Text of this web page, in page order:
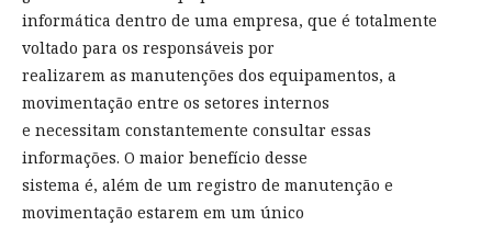
informática dentro de uma empresa, que é totalmente
voltado para os responsáveis por
realizarem as manutenções dos equipamentos, a
movimentação entre os setores internos
e necessitam constantemente consultar essas
informações. O maior benefício desse
sistema é, além de um registro de manutenção e
movimentação estarem em um único